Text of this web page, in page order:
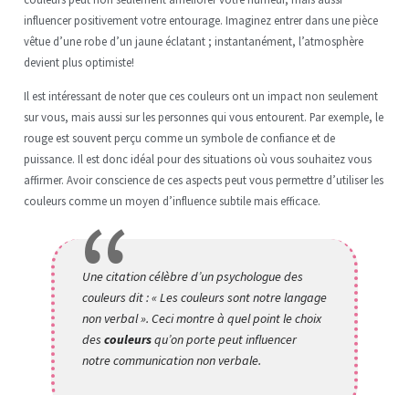
influencer positivement votre entourage. Imaginez entrer dans une pièce
vêtue d’une robe d’un jaune éclatant ; instantanément, l’atmosphère
devient plus optimiste!
Il est intéressant de noter que ces couleurs ont un impact non seulement
sur vous, mais aussi sur les personnes qui vous entourent. Par exemple, le
rouge est souvent perçu comme un symbole de confiance et de
puissance. Il est donc idéal pour des situations où vous souhaitez vous
affirmer. Avoir conscience de ces aspects peut vous permettre d’utiliser les
couleurs comme un moyen d’influence subtile mais efficace.
Une citation célèbre d’un psychologue des
couleurs dit : « Les couleurs sont notre langage
non verbal ». Ceci montre à quel point le choix
des couleursqu’on porte peut influencer
notre communication non verbale.